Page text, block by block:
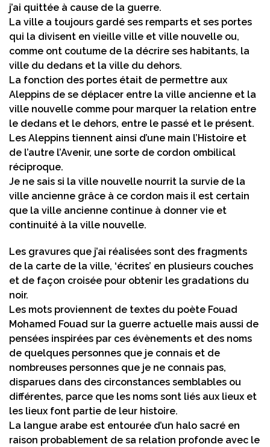
j’ai quittée à cause de la guerre.
La ville a toujours gardé ses remparts et ses portes
qui la divisent en vieille ville et ville nouvelle ou,
comme ont coutume de la décrire ses habitants, la
ville du dedans et la ville du dehors.
La fonction des portes était de permettre aux
Aleppins de se déplacer entre la ville ancienne et la
ville nouvelle comme pour marquer la relation entre
le dedans et le dehors, entre le passé et le présent.
Les Aleppins tiennent ainsi d’une main l’Histoire et
de l’autre l’Avenir, une sorte de cordon ombilical
réciproque.
Je ne sais si la ville nouvelle nourrit la survie de la
ville ancienne grâce à ce cordon mais il est certain
que la ville ancienne continue à donner vie et
continuité à la ville nouvelle.
Les gravures que j’ai réalisées sont des fragments
de la carte de la ville, ‘écrites’ en plusieurs couches
et de façon croisée pour obtenir les gradations du
noir.
Les mots proviennent de textes du poète Fouad
Mohamed Fouad sur la guerre actuelle mais aussi de
pensées inspirées par ces évènements et des noms
de quelques personnes que je connais et de
nombreuses personnes que je ne connais pas,
disparues dans des circonstances semblables ou
différentes, parce que les noms sont liés aux lieux et
les lieux font partie de leur histoire.
La langue arabe est entourée d’un halo sacré en
raison probablement de sa relation profonde avec le